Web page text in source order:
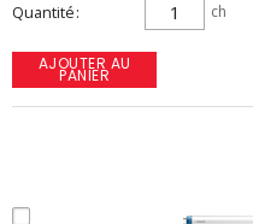
Quantité ch
AJOUTER AU
PANIER